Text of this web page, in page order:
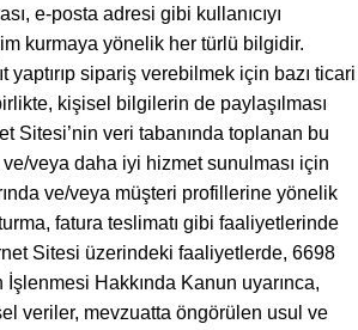
e-posta adresi gibi kullanıcıyı
kurmaya yönelik her türlü bilgidir.
yaptırıp sipariş verebilmek için bazı ticari
kişisel bilgilerin de paylaşılması
Sitesi’nin veri tabanında toplanan bu
veya daha iyi hizmet sunulması için
ve/veya müşteri profillerine yönelik
fatura teslimatı gibi faaliyetlerinde
Sitesi üzerindeki faaliyetlerde, 6698
İşlenmesi Hakkında Kanun uyarınca,
veriler, mevzuatta öngörülen usul ve